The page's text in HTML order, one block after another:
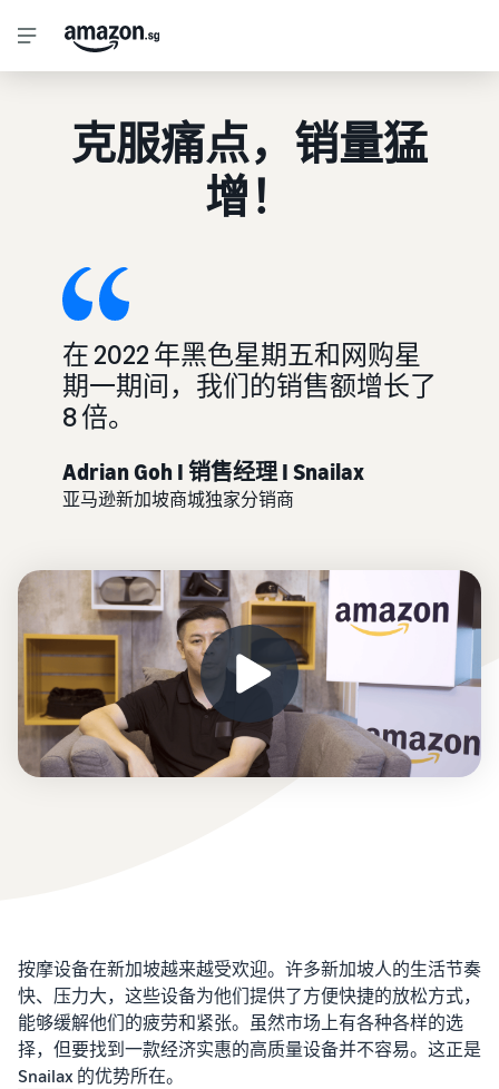
克服痛点，销量猛
增！
在 2022 年黑色星期五和网购星
期一期间，我们的销售额增长了
8 倍。
Adrian Goh I 销售经理 I Snailax
亚马逊新加坡商城独家分销商
按摩设备在新加坡越来越受欢迎。许多新加坡人的生活节奏
快、压力大，这些设备为他们提供了方便快捷的放松方式，
能够缓解他们的疲劳和紧张。虽然市场上有各种各样的选
择，但要找到一款经济实惠的高质量设备并不容易。这正是
Snailax 的优势所在。